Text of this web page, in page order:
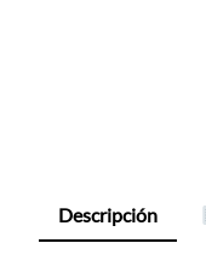
Descripción